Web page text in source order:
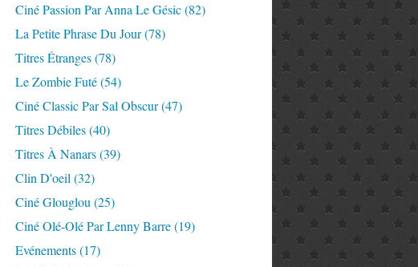
Ciné Passion Par Anna Le Gésic(82)
La Petite Phrase Du Jour(78)
Titres Étranges(78)
Le Zombie Futé(54)
Ciné Classic Par Sal Obscur(47)
Titres Débiles(40)
Titres À Nanars(39)
Clin D'oeil (32)
Ciné Glouglou (25)
Ciné Olé-Olé Par Lenny Barre(19)
Evénements(17)